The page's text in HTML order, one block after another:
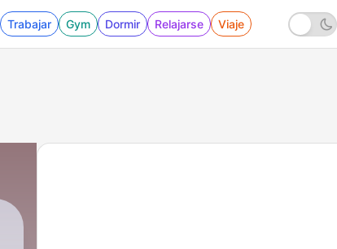
Trabajar Gym Dormir Relajarse Viaje